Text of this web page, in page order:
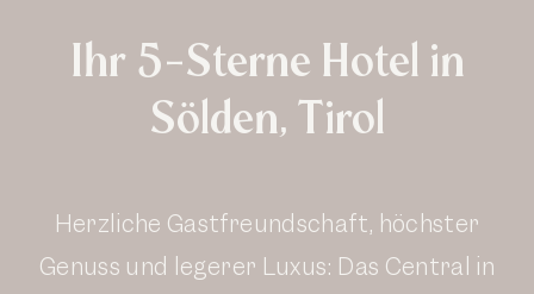
Ihr 5-Sterne Hotel in
Sölden, Tirol
Herzliche Gastfreundschaft, höchster
Genuss und legerer Luxus: Das Central in